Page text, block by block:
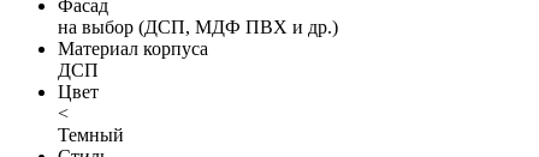
Фасад
на выбор (ДСП, МДФ ПВХ и др.)
Материал корпуса
ДСП
Цвет
<
Темный